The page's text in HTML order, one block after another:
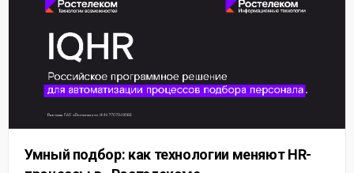
Умный подбор: как технологии меняют HR-